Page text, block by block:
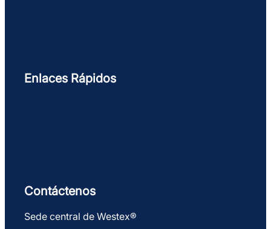
Enlaces Rápidos
Contáctenos
Sede central de Westex®